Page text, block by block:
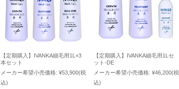
【定期購入】IVANKA細毛用1L×3
本セット
メーカー希望小売価格: ¥53,900(税
込)
【定期購入】IVANKA細毛用1Lセ
ット-DE
メーカー希望小売価格: ¥46,200(税
込)